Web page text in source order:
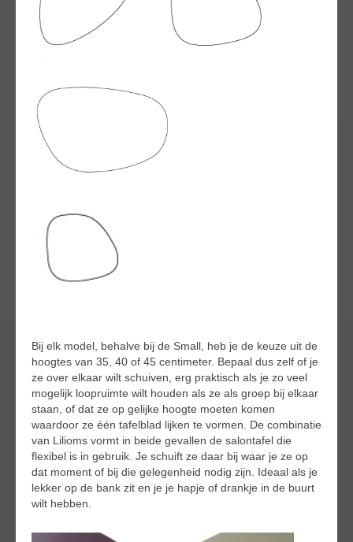
Bij elk model, behalve bij de Small, heb je de keuze uit de
hoogtes van 35, 40 of 45 centimeter. Bepaal dus zelf of je
ze over elkaar wilt schuiven, erg praktisch als je zo veel
mogelijk loopruimte wilt houden als ze als groep bij elkaar
staan, of dat ze op gelijke hoogte moeten komen
waardoor ze één tafelblad lijken te vormen. De combinatie
van Lilioms vormt in beide gevallen de salontafel die
flexibel is in gebruik. Je schuift ze daar bij waar je ze op
dat moment of bij die gelegenheid nodig zijn. Ideaal als je
lekker op de bank zit en je je hapje of drankje in de buurt
wilt hebben.